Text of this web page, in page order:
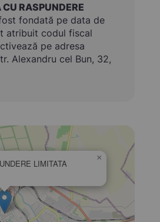
RASPUNDERE
fondată pe data de
atribuit codul fiscal
pe adresa
Alexandru cel Bun, 32,
LIMITATA
×